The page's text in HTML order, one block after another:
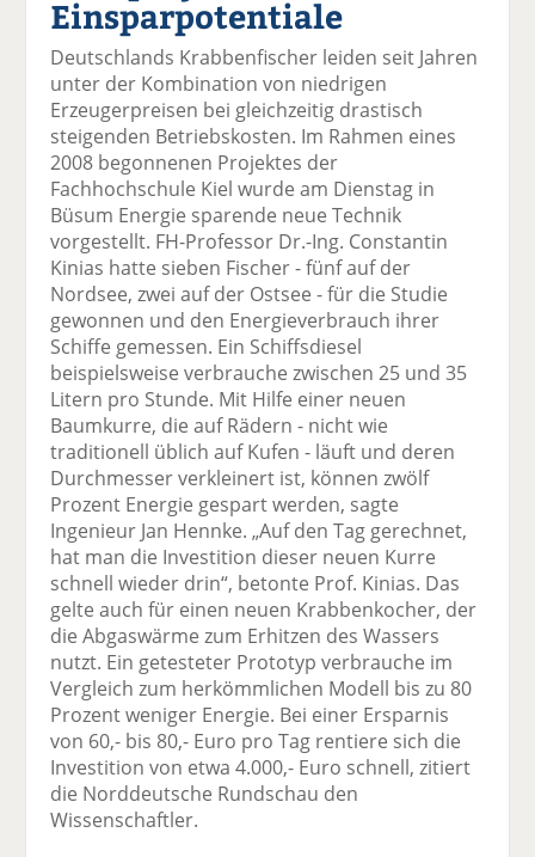
uf
F
ac
e
o
o
k
te
il
e
wi
er
n
uf
n
k
di
te
e
n
er
ai
se
d
e
ru
Einsparpotentiale
Deutschlands Krabbenfischer leiden seit Jahren
unter der Kombination von niedrigen
Erzeugerpreisen bei gleichzeitig drastisch
steigenden Betriebskosten. Im Rahmen eines
2008 begonnenen Projektes der
Fachhochschule Kiel wurde am Dienstag in
Büsum Energie sparende neue Technik
vorgestellt. FH-Professor Dr.-Ing. Constantin
Kinias hatte sieben Fischer - fünf auf der
Nordsee, zwei auf der Ostsee - für die Studie
gewonnen und den Energieverbrauch ihrer
Schiffe gemessen. Ein Schiffsdiesel
beispielsweise verbrauche zwischen 25 und 35
Litern pro Stunde. Mit Hilfe einer neuen
Baumkurre, die auf Rädern - nicht wie
traditionell üblich auf Kufen - läuft und deren
Durchmesser verkleinert ist, können zwölf
Prozent Energie gespart werden, sagte
Ingenieur Jan Hennke. „Auf den Tag gerechnet,
hat man die Investition dieser neuen Kurre
schnell wieder drin“, betonte Prof. Kinias. Das
gelte auch für einen neuen Krabbenkocher, der
die Abgaswärme zum Erhitzen des Wassers
nutzt. Ein getesteter Prototyp verbrauche im
Vergleich zum herkömmlichen Modell bis zu 80
Prozent weniger Energie. Bei einer Ersparnis
von 60,- bis 80,- Euro pro Tag rentiere sich die
Investition von etwa 4.000,- Euro schnell, zitiert
die Norddeutsche Rundschau den
Wissenschaftler.